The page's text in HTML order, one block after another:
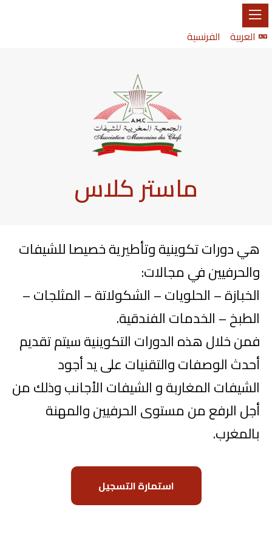
العربية الفرنسية
ماستر كلاس
هي دورات تكوينية وتأطيرية خصيصا للشيفات
والحرفيين في مجالات:
الخبازة – الحلويات – الشكولاتة – المثلجات –
الطبخ – الخدمات الفندقية.
فمن خلال هذه الدورات التكوينية سيتم تقديم
أحدث الوصفات والتقنيات على يد أجود
الشيفات المغاربة و الشيفات الأجانب وذلك من
أجل الرفع من مستوى الحرفيين والمهنة
بالمغرب.
استمارة التسجيل